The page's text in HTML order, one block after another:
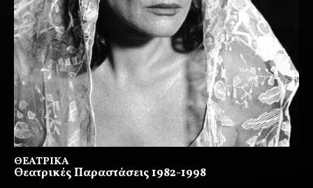
ΘΕΑΤΡΙΚΆ
Θεατρικές Παραστάσεις 1982-1998